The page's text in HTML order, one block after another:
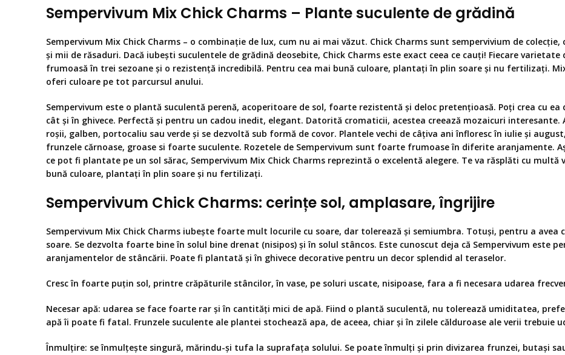
Sempervivum Mix Chick Charms – Plante suculente de grădină
Sempervivum Mix Chick Charms – o combinație de lux, cum nu ai mai văzut. Chick Charms sunt sempervivium de
și mii de răsaduri. Dacă iubești suculentele de grădină deosebite, Chick Charms este exact ceea ce cauți! Fiecare
frumoasă în trei sezoane și o rezistență incredibilă. Pentru cea mai bună culoare, plantați în plin soare și nu fertilizați.
oferi culoare pe tot parcursul anului.
Sempervivum este o plantă suculentă perenă, acoperitoare de sol, foarte rezistentă și deloc pretențioasă. Poți crea cu
cât și în ghivece. Perfectă și pentru un cadou inedit, elegant. Datorită cromaticii, acestea creează mozaicuri interesante.
roșii, galben, portocaliu sau verde și se dezvoltă sub formă de covor. Plantele vechi de câțiva ani înfloresc în iulie și
frunzele cărnoase, groase si foarte suculente. Rozetele de Sempervivum sunt foarte frumoase în diferite aranjamente.
ce pot fi plantate pe un sol sărac, Sempervivum Mix Chick Charms reprezintă o excelentă alegere. Te va răsplăti cu
bună culoare, plantați în plin soare și nu fertilizați.
Sempervivum Chick Charms: cerințe sol, amplasare, îngrijire
Sempervivum Mix Chick Charms iubește foarte mult locurile cu soare, dar tolerează și semiumbra. Totuși, pentru a avea
soare. Se dezvolta foarte bine în solul bine drenat (nisipos) și în solul stâncos. Este cunoscut deja că Sempervivum este
aranjamentelor de stâncării. Poate fi plantată și în ghivece decorative pentru un decor splendid al teraselor.
Cresc în foarte puțin sol, printre crăpăturile stâncilor, în vase, pe soluri uscate, nisipoase, fara a fi necesara udarea
Necesar apă: udarea se face foarte rar și în cantități mici de apă. Fiind o plantă suculentă, nu tolerează umiditatea,
apă îi poate fi fatal. Frunzele suculente ale plantei stochează apa, de aceea, chiar și în zilele călduroase ale verii trebuie
Înmulțire: se înmulțește singură, mărindu-și tufa la suprafața solului. Se poate înmulți și prin divizarea frunzei, butași